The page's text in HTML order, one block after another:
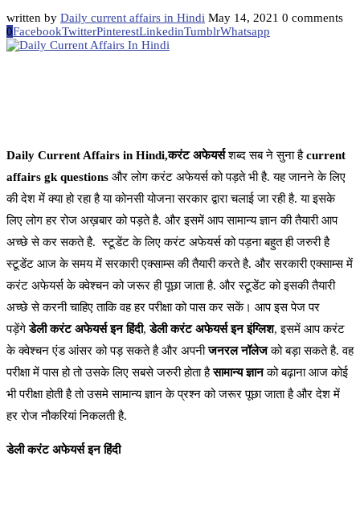
written by Daily current affairs in Hindi May 14, 2021 0 comments
0FacebookTwitterPinterestLinkedinTumblrWhatsapp
Daily Current Affairs in Hindi,करंट अफेयर्सशब्द सब ने सुना हैcurrent
affairs gk questions और लोग करंट अफेयर्स को पड़ते भी है. यह जानने के लिए
की देश में क्या हो रहा है या कोनसी योजना सरकार द्वारा चलाई जा रही है. या इसके
लिए लोग हर रोज अख़बार को पड़ते है. और इसमें आप सामान्य ज्ञान की तैयारी आप
अच्छे से कर सकते है. स्टूडेंट के लिए करंट अफेयर्स को पड़ना बहुत ही जरुरी है
स्टूडेंट आज के समय में सरकारी एक्साम्स की तैयारी करते है. और सरकारी एक्साम्स में
करंट अफेयर्स के क्वेश्चन को जरूर ही पूछा जाता है. और स्टूडेंट को इसकी तैयारी
अच्छे से करनी चाहिए ताकि वह हर परीक्षा को पास कर सकें। आप इस पेज पर
पड़ेंगेडेली करंट अफेयर्स इन हिंदी,डेली करंट अफेयर्स इन इंग्लिश, इसमें आप करंट
के क्वेश्चन एंड आंसर को पड़ सकते है और अपनीजनरल नॉलेजको बड़ा सकते है. वह
परीक्षा में पास हो तो उसके लिए सबसे जरुरी होता हैसामान्य ज्ञानको बढ़ाना आज कोई
भी परीक्षा होती है तो उसमे सामान्य ज्ञान के प्रश्न को जरूर पूछा जाता है और देश में
हर रोज नौकरियां निकलती है.
डेली करंट अफेयर्स इन हिंदी